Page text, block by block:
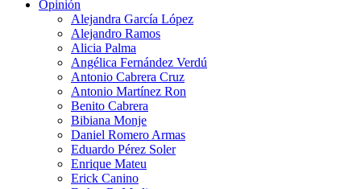
Opinión
Alejandra García López
Alejandro Ramos
Alicia Palma
Angélica Fernández Verdú
Antonio Cabrera Cruz
Antonio Martínez Ron
Benito Cabrera
Bibiana Monje
Daniel Romero Armas
Eduardo Pérez Soler
Enrique Mateu
Erick Canino